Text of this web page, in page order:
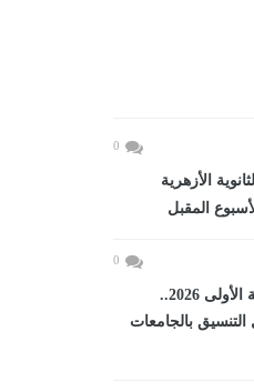
0
الأزهرية
المقبل
0
تنسيق المرحلة الأولى 2026..
بالجامعات